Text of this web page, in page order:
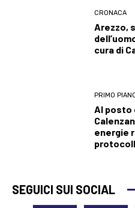
CRONACA
Arezzo,
cura di
PRIMO
Al posto
energie
SEGUICI SUI SOCIAL